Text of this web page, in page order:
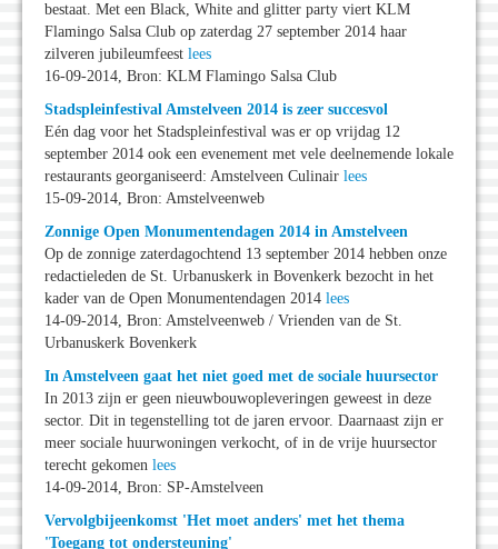
bestaat. Met een Black, White and glitter party viert KLM
Flamingo Salsa Club op zaterdag 27 september 2014 haar
zilveren jubileumfeest lees
16-09-2014, Bron: KLM Flamingo Salsa Club
Stadspleinfestival Amstelveen 2014 is zeer succesvol
Eén dag voor het Stadspleinfestival was er op vrijdag 12
september 2014 ook een evenement met vele deelnemende lokale
restaurants georganiseerd: Amstelveen Culinair lees
15-09-2014, Bron: Amstelveenweb
Zonnige Open Monumentendagen 2014 in Amstelveen
Op de zonnige zaterdagochtend 13 september 2014 hebben onze
redactieleden de St. Urbanuskerk in Bovenkerk bezocht in het
kader van de Open Monumentendagen 2014 lees
14-09-2014, Bron: Amstelveenweb / Vrienden van de St.
Urbanuskerk Bovenkerk
In Amstelveen gaat het niet goed met de sociale huursector
In 2013 zijn er geen nieuwbouwopleveringen geweest in deze
sector. Dit in tegenstelling tot de jaren ervoor. Daarnaast zijn er
meer sociale huurwoningen verkocht, of in de vrije huursector
terecht gekomen lees
14-09-2014, Bron: SP-Amstelveen
Vervolgbijeenkomst 'Het moet anders' met het thema
'Toegang tot ondersteuning'